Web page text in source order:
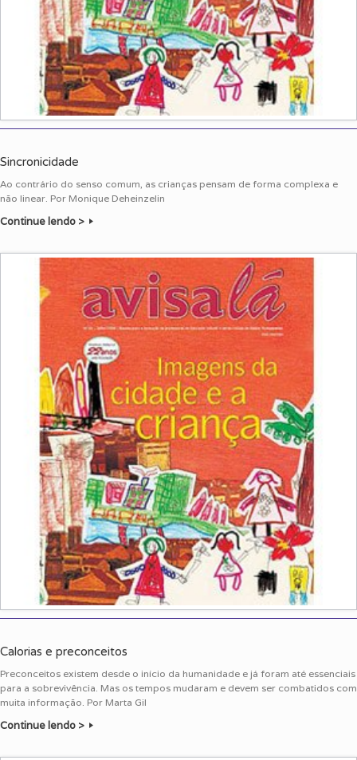
Sincronicidade
Ao contrário do senso comum, as crianças pensam de forma complexa e
não linear. Por Monique Deheinzelin
Continue lendo >
Calorias e preconceitos
Preconceitos existem desde o início da humanidade e já foram até essenciais
para a sobrevivência. Mas os tempos mudaram e devem ser combatidos com
muita informação. Por Marta Gil
Continue lendo >